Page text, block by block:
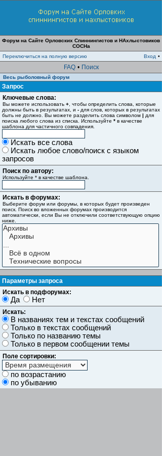
Форум на Сайте Орловских Спиннингистов и НАхлыстовиков
СОСНа
Переключиться на полную версию
Вход •
FAQ • Поиск
Весь рыболовный форум
Запрос
Ключевые слова:
Вы можете использовать + , чтобы определить слова, которые
должны быть в результатах, и - для слов, которых в результатах
быть не должно. Вы можете разделить слова символом | для
поиска любого слова из списка. Используйте * в качестве
шаблона для частичного совпадения.
Искать все слова
Искать любое слово/поиск с языком
запросов
Поиск по автору:
Используйте * в качестве шаблона.
Искать в форумах:
Выберите форум или форумы, в которых будет произведен
поиск. Поиск во вложенных форумах производится
автоматически, если Вы не отключили соответствующую опцию
ниже.
Параметры запроса
Искать в подфорумах:
Да Нет
Искать:
В названиях тем и текстах сообщений
Только в текстах сообщений
Только по названию темы
Только в первом сообщении темы
Поле сортировки:
по возрастанию
по убыванию